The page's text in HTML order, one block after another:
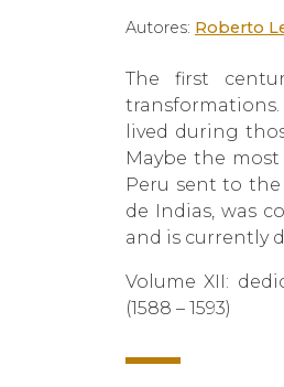
Autores: Roberto
The first
lived during
Maybe the
Peru sent to
de Indias, was
and is currently
Volume XII:
(1588 – 1593)